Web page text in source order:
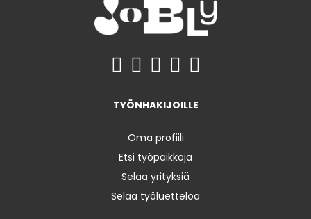
TYÖNHAKIJOILLE
Oma profiili
Etsi työpaikkoja
Selaa yrityksiä
Selaa työluetteloa